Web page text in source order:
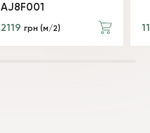
AJ8F001
2119 грн (м/2)